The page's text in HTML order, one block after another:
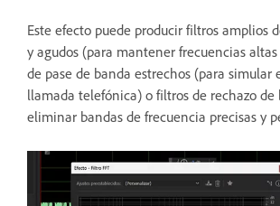
Este efecto puede producir filtros amplios
y agudos (para mantener frecuencias
de pase de banda estrechos (para simular
llamada telefónica) o filtros de rechazo de
eliminar bandas de frecuencia precisas y